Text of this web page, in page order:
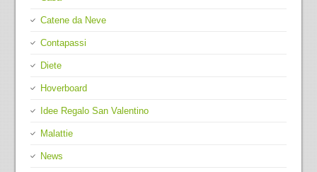
Catene da Neve
Contapassi
Diete
Hoverboard
Idee Regalo San Valentino
Malattie
News